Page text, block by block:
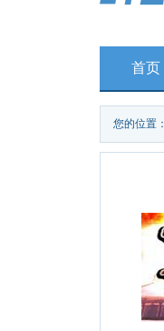
首页
您的位置：